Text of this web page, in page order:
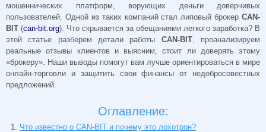
мошеннических платформ, ворующих деньги доверчивых
пользователей. Одной из таких компаний стал липовый брокер CAN-
BIT (can-bit.org). Что скрывается за обещаниями легкого заработка? В
этой статье разберем детали работы CAN-BIT, проанализируем
реальные отзывы клиентов и выясним, стоит ли доверять этому
«брокеру». Наши выводы помогут вам лучше ориентироваться в мире
онлайн-торговли и защитить свои финансы от недобросовестных
предложений.
Оглавление:
Что известно о CAN-BIT и почему это лохотрон?